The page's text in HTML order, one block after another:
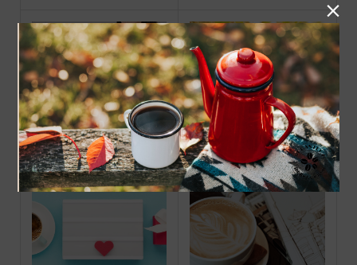
育児のストレス限界を乗り
越える！心の健康を守る5
つのヒント
「ニュークロップ」とは？
新米コーヒー豆の魅力を徹
底解剖
